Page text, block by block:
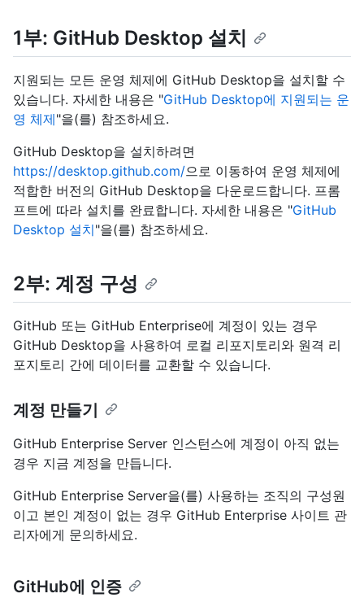
1부: GitHub Desktop 설치
지원되는 모든 운영 체제에 GitHub Desktop을 설치할 수
있습니다. 자세한 내용은 "GitHub Desktop에 지원되는 운
영 체제"을(를) 참조하세요.
GitHub Desktop을 설치하려면
https://desktop.github.com/으로 이동하여 운영 체제에
적합한 버전의 GitHub Desktop을 다운로드합니다. 프롬
프트에 따라 설치를 완료합니다. 자세한 내용은 "GitHub
Desktop 설치"을(를) 참조하세요.
2부: 계정 구성
GitHub 또는 GitHub Enterprise에 계정이 있는 경우
GitHub Desktop을 사용하여 로컬 리포지토리와 원격 리
포지토리 간에 데이터를 교환할 수 있습니다.
계정 만들기
GitHub Enterprise Server 인스턴스에 계정이 아직 없는
경우 지금 계정을 만듭니다.
GitHub Enterprise Server을(를) 사용하는 조직의 구성원
이고 본인 계정이 없는 경우 GitHub Enterprise 사이트 관
리자에게 문의하세요.
GitHub에 인증